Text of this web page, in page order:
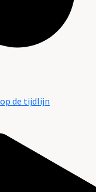
de tijdlijn